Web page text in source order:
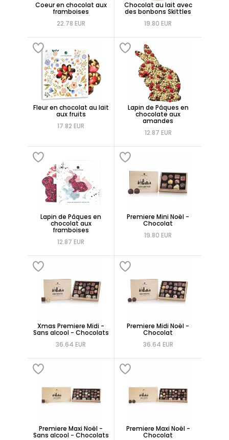
Coeur en chocolat aux
framboises
22.78 EUR
Chocolat au lait avec
des bonbons Skittles
19.80 EUR
Fleur en chocolat au lait
aux fruits
17.82 EUR
Lapin de Pâques en
chocolate aux
amandes
12.87 EUR
Lapin de Pâques en
chocolat aux
framboises
12.87 EUR
Premiere Mini Noël -
Chocolat
19.80 EUR
Xmas Premiere Midi -
Sans alcool - Chocolats
36.64 EUR
Premiere Midi Noël -
Chocolat
36.64 EUR
Premiere Maxi Noël -
Sans alcool - Chocolats
Premiere Maxi Noël -
Chocolat